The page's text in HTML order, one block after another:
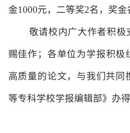
金1000元，二等奖2名，奖金
敬请校内广大作者积极
赐佳作；各单位为学报积极
高质量的论文，与我们共同
等专科学校学报编辑部》办得